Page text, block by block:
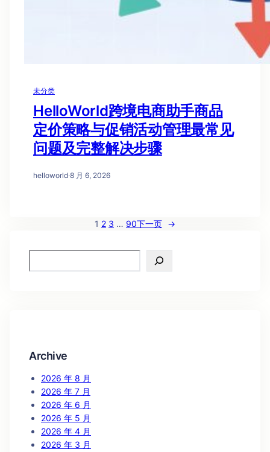
未分类
HelloWorld跨境电商助手商品
定价策略与促销活动管理最常见
问题及完整解决步骤
helloworld·8 月 6, 2026
1 2 3 … 90下一页 →
e
Archive
2026 年 8 月
2026 年 7 月
2026 年 6 月
2026 年 5 月
2026 年 4 月
2026 年 3 月